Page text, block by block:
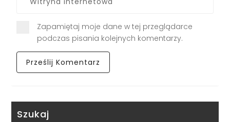
Zapamiętaj moje dane w tej przeglądarce
podczas pisania kolejnych komentarzy.
Szukaj